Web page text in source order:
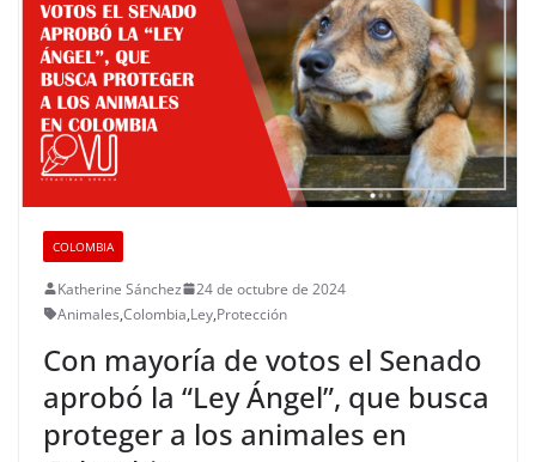
COLOMBIA
Katherine Sánchez
24 de octubre de 2024
Animales,Colombia,Ley,Protección
Con mayoría de votos el Senado
aprobó la “Ley Ángel”, que busca
proteger a los animales en